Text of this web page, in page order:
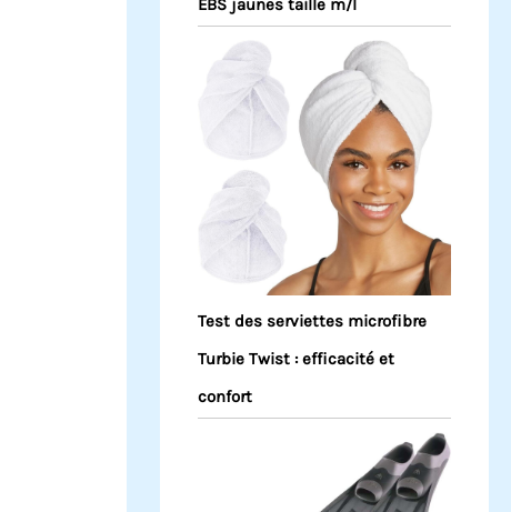
EBS jaunes taille m/l
Test des serviettes microfibre
Turbie Twist : efficacité et
confort